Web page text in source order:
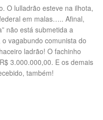
O lulladrão esteve na ilhota,
em malas….. Afinal,
não está submetida a
vagabundo comunista do
ladrão! O fachinho
3.000.000,00. E os demais
também!